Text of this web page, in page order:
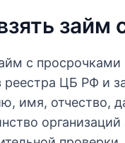
займ
с
ЦБ РФ и
имя, отчество,